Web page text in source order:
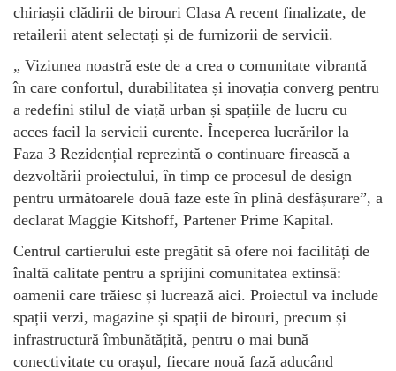
chiriașii clădirii de birouri Clasa A recent finalizate, de
retailerii atent selectați și de furnizorii de servicii.
„ Viziunea noastră este de a crea o comunitate vibrantă
în care confortul, durabilitatea și inovația converg pentru
a redefini stilul de viață urban și spațiile de lucru cu
acces facil la servicii curente. Începerea lucrărilor la
Faza 3 Rezidențial reprezintă o continuare firească a
dezvoltării proiectului, în timp ce procesul de design
pentru următoarele două faze este în plină desfășurare”, a
declarat Maggie Kitshoff, Partener Prime Kapital.
Centrul cartierului este pregătit să ofere noi facilități de
înaltă calitate pentru a sprijini comunitatea extinsă:
oamenii care trăiesc și lucrează aici. Proiectul va include
spații verzi, magazine și spații de birouri, precum și
infrastructură îmbunătățită, pentru o mai bună
conectivitate cu orașul, fiecare nouă fază aducând